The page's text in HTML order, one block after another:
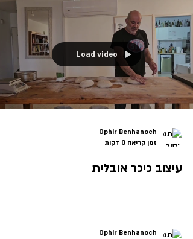
Load video
Ophir Benhanoch
זמן קריאה 0 דקות
עיצוב כיכר אובלית
Ophir Benhanoch